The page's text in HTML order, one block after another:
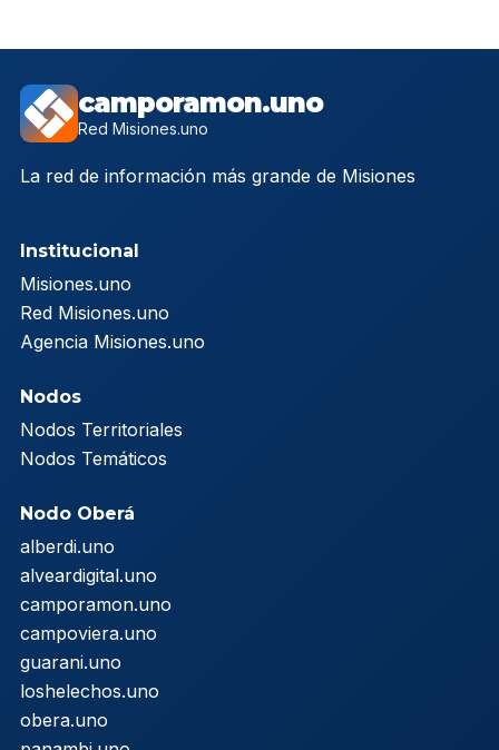
camporamon.uno
Red Misiones.uno
La red de información más grande de Misiones
Institucional
Misiones.uno
Red Misiones.uno
Agencia Misiones.uno
Nodos
Nodos Territoriales
Nodos Temáticos
Nodo Oberá
alberdi.uno
alveardigital.uno
camporamon.uno
campoviera.uno
guarani.uno
loshelechos.uno
obera.uno